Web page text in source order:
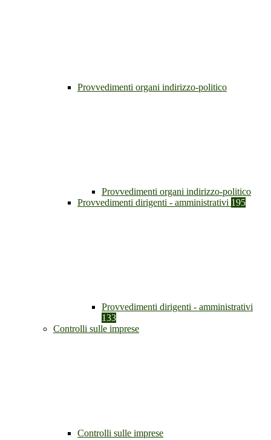
Provvedimenti organi indirizzo-politico
Provvedimenti organi indirizzo-politico
Provvedimenti dirigenti - amministrativi 195
Provvedimenti dirigenti - amministrativi
133
Controlli sulle imprese
Controlli sulle imprese